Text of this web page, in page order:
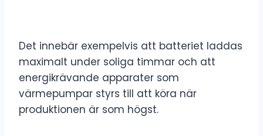
Det innebär exempelvis att batteriet laddas
maximalt under soliga timmar och att
energikrävande apparater som
värmepumpar styrs till att köra när
produktionen är som högst.